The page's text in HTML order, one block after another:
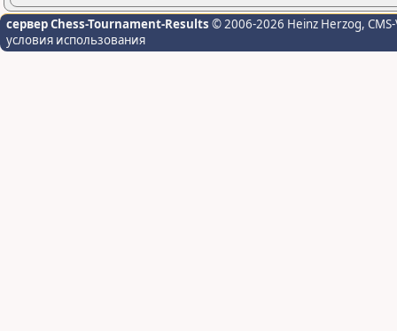
сервер Chess-Tournament-Results © 2006-2026 Heinz Herzog,
условия использования